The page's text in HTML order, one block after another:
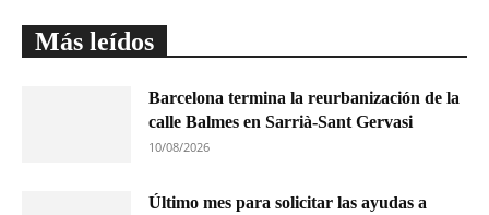
Más leídos
Barcelona termina la reurbanización de la
calle Balmes en Sarrià-Sant Gervasi
10/08/2026
Último mes para solicitar las ayudas a